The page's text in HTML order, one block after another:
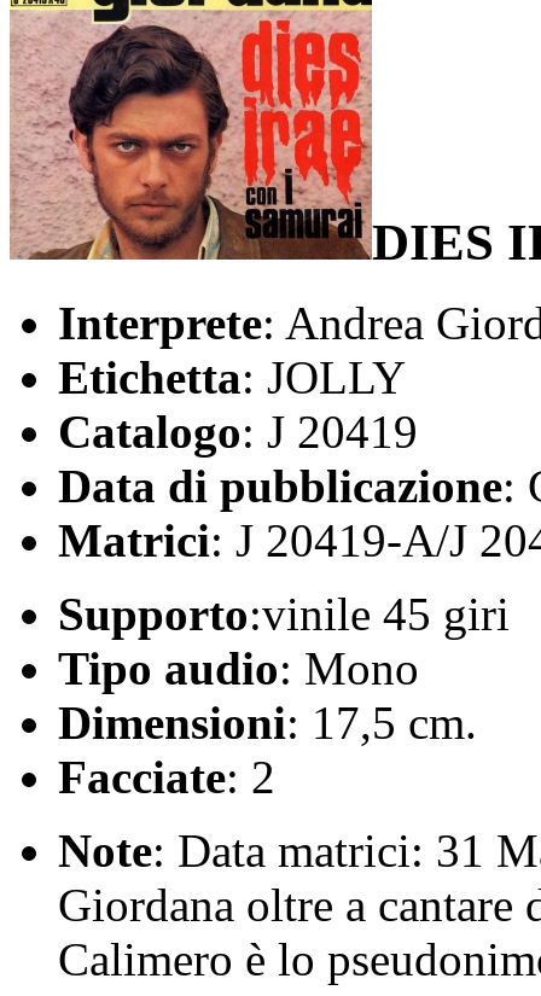
DIES
Interprete: Andrea
Etichetta: JOLLY
Catalogo: J 20419
Data di pubblicazione:
Matrici: J 20419-A/J
Supporto:vinile 45 giri
Tipo audio: Mono
Dimensioni: 17,5 cm.
Facciate: 2
Note: Data matrici: 31
Giordana oltre a cantare
Calimero è lo